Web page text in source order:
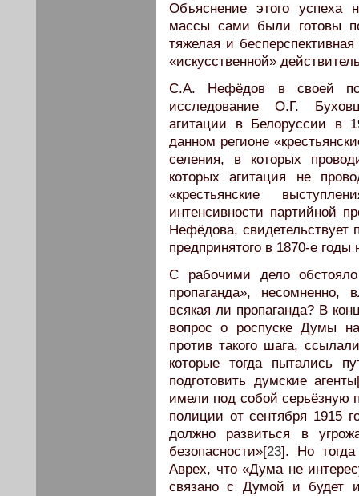
Объяснение этого
массы сами были готовы
тяжелая и
«искусственной»
С.А. Нефёдов в своей
исследование О.Г.
агитации в Белоруссии в
данном регионе
селения, в которых
которых агитация не
«крестьянские
интенсивности партийной
Нефёдова, свидетельствует
предпринятого в 1870-е годы
С рабочими дело
пропаганда»,
всякая ли пропаганда? В
вопрос о роспуске Думы
против такого шага,
которые тогда пытались
подготовить думские
имели под собой серьёзную
полиции от сентября 1915
должно развиться в
безопасности»[23]. Но
Аврех, что «Дума не
связано с Думой и будет